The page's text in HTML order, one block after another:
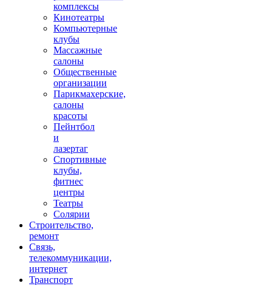
комплексы
Кинотеатры
Компьютерные
клубы
Массажные
салоны
Общественные
организации
Парикмахерские,
салоны
красоты
Пейнтбол
и
лазертаг
Спортивные
клубы,
фитнес
центры
Театры
Солярии
Строительство,
ремонт
Связь,
телекоммуникации,
интернет
Транспорт